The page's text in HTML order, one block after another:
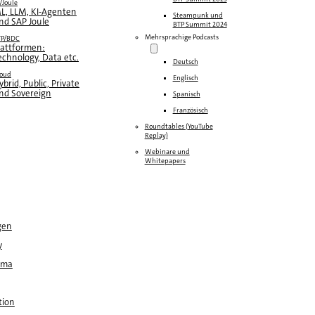
Joule
LLM, KI-Agenten
SAP Joule
BDC
Data etc.
Public, Private
Sovereign
Steampunk und
BTP Summit 2024
Mehrsprachige Podcasts
Deutsch
Englisch
Spanisch
Französisch
Roundtables (YouTube
Replay)
Webinare und
Whitepapers